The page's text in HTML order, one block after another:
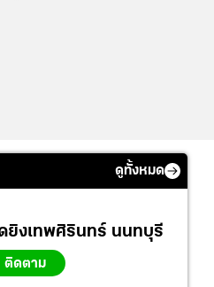
ดูทั้งหมด
ยิงเทพศิรินทร์ นนทบุรี
ติดตาม